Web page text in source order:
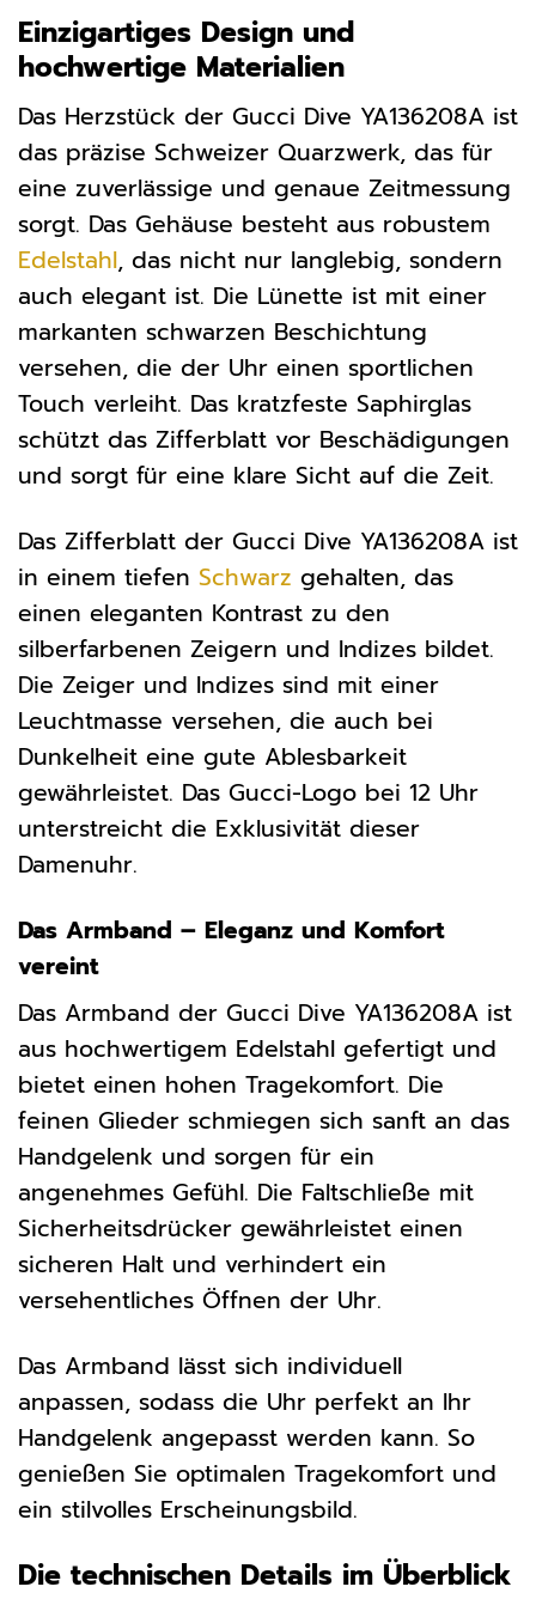
Einzigartiges Design und
hochwertige Materialien
Das Herzstück der Gucci Dive YA136208A ist
das präzise Schweizer Quarzwerk, das für
eine zuverlässige und genaue Zeitmessung
sorgt. Das Gehäuse besteht aus robustem
Edelstahl, das nicht nur langlebig, sondern
auch elegant ist. Die Lünette ist mit einer
markanten schwarzen Beschichtung
versehen, die der Uhr einen sportlichen
Touch verleiht. Das kratzfeste Saphirglas
schützt das Zifferblatt vor Beschädigungen
und sorgt für eine klare Sicht auf die Zeit.
Das Zifferblatt der Gucci Dive YA136208A ist
in einem tiefen Schwarz gehalten, das
einen eleganten Kontrast zu den
silberfarbenen Zeigern und Indizes bildet.
Die Zeiger und Indizes sind mit einer
Leuchtmasse versehen, die auch bei
Dunkelheit eine gute Ablesbarkeit
gewährleistet. Das Gucci-Logo bei 12 Uhr
unterstreicht die Exklusivität dieser
Damenuhr.
Das Armband – Eleganz und Komfort
vereint
Das Armband der Gucci Dive YA136208A ist
aus hochwertigem Edelstahl gefertigt und
bietet einen hohen Tragekomfort. Die
feinen Glieder schmiegen sich sanft an das
Handgelenk und sorgen für ein
angenehmes Gefühl. Die Faltschließe mit
Sicherheitsdrücker gewährleistet einen
sicheren Halt und verhindert ein
versehentliches Öffnen der Uhr.
Das Armband lässt sich individuell
anpassen, sodass die Uhr perfekt an Ihr
Handgelenk angepasst werden kann. So
genießen Sie optimalen Tragekomfort und
ein stilvolles Erscheinungsbild.
Die technischen Details im Überblick